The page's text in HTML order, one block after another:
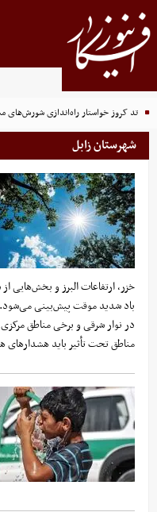
تد کروز خواستار راه‌اندازی شورش‌های
شهرستان زابل
خزر، ارتفاعات البرز و بخش‌هایی
باد شدید موقت پیش‌بینی
در نوار شرقی و برخی مناطق
مناطق تحت تأثیر باید هشدارهای